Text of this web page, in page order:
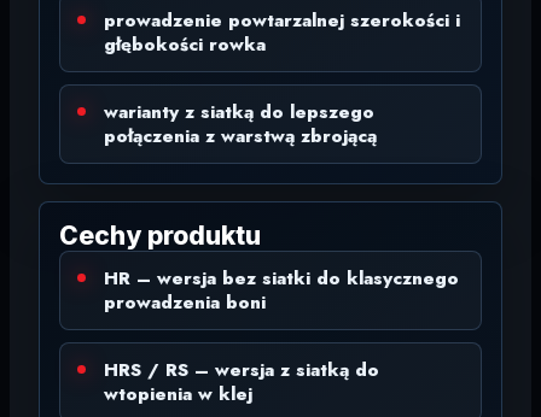
prowadzenie powtarzalnej szerokości i
głębokości rowka
warianty z siatką do lepszego
połączenia z warstwą zbrojącą
Cechy produktu
HR – wersja bez siatki do klasycznego
prowadzenia boni
HRS / RS – wersja z siatką do
wtopienia w klej